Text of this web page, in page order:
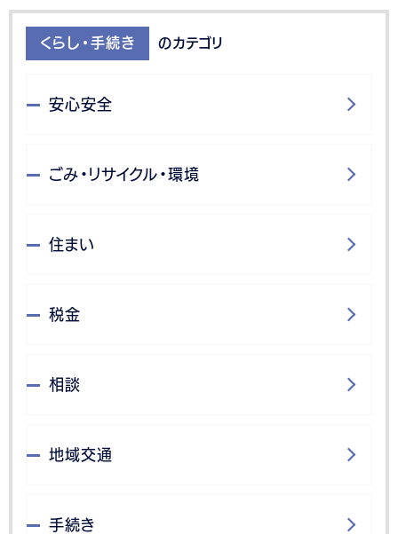
くらし・手続き のカテゴリ
安心安全
ごみ・リサイクル・環境
住まい
税金
相談
地域交通
手続き